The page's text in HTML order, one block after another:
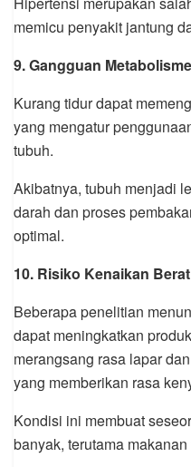
memicu penyakit jantung
9. Gangguan
Kurang tidur dapat
yang mengatur
tubuh.
Akibatnya, tubuh menjadi
darah dan proses
optimal.
10. Risiko Kenaikan
Beberapa penelitian
dapat meningkatkan
merangsang rasa lapar
yang memberikan rasa
Kondisi ini membuat
banyak, terutama